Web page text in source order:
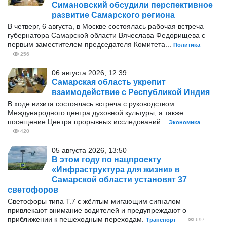
Симановский обсудили перспективное
развитие Самарского региона
В четверг, 6 августа, в Москве состоялась рабочая встреча
губернатора Самарской области Вячеслава Федорищева с
первым заместителем председателя Комитета...
Политика
256
06 августа 2026, 12:39
Самарская область укрепит
взаимодействие с Республикой Индия
В ходе визита состоялась встреча с руководством
Международного центра духовной культуры, а также
посещение Центра прорывных исследований...
Экономика
420
05 августа 2026, 13:50
В этом году по нацпроекту
«Инфраструктура для жизни» в
Самарской области установят 37
светофоров
Светофоры типа Т.7 с жёлтым мигающим сигналом
привлекают внимание водителей и предупреждают о
приближении к пешеходным переходам.
Транспорт 697